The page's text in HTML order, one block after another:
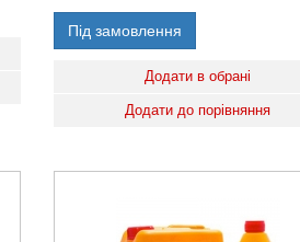
Під замовлення
Додати в обрані
Додати до порівняння